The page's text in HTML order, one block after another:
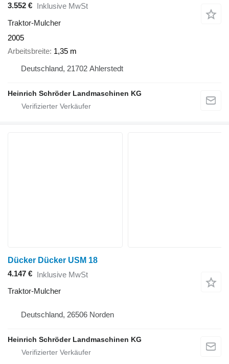
3.552 € Inklusive MwSt
Traktor-Mulcher
2005
Arbeitsbreite 1,35 m
Deutschland, 21702 Ahlerstedt
Heinrich Schröder Landmaschinen KG
Dücker Dücker USM 18
4.147 € Inklusive MwSt
Traktor-Mulcher
Deutschland, 26506 Norden
Heinrich Schröder Landmaschinen KG